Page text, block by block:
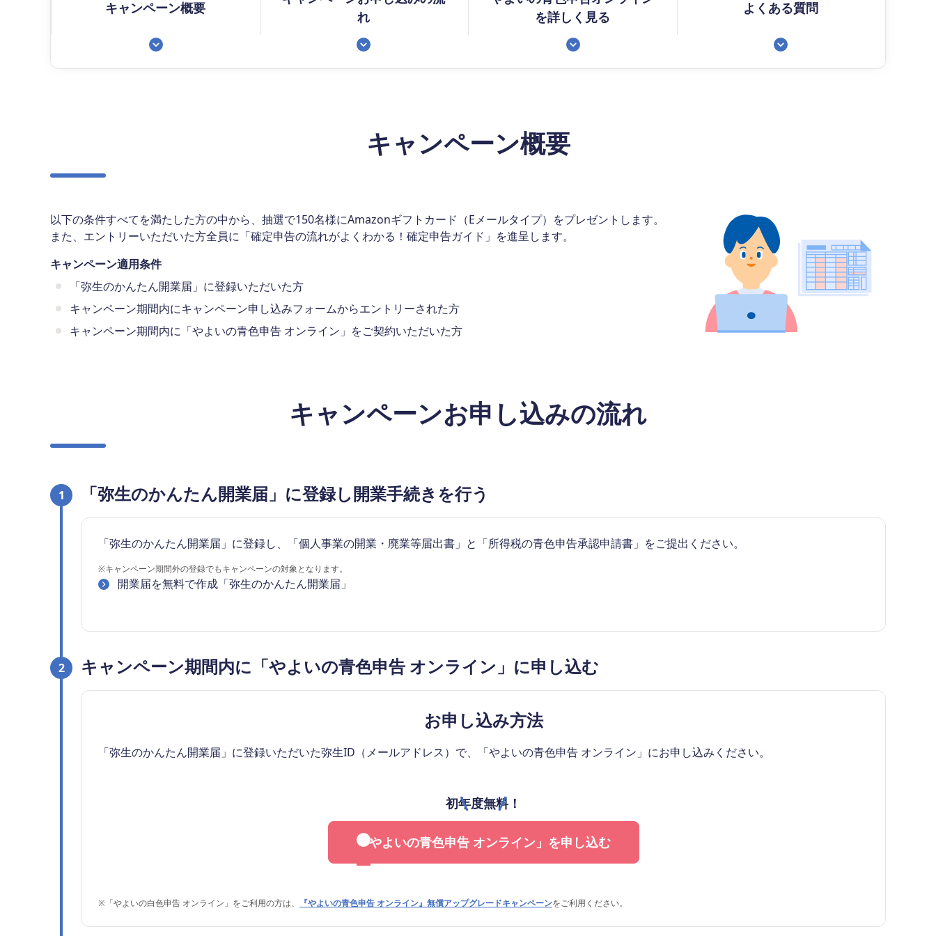
キャンペーン概要
れ
を詳しく見る
よくある質問
キャンペーン概要
以下の条件すべてを満たした方の中から、抽選で150名様にAmazonギフトカード（Eメールタイプ）をプレゼントします。
また、エントリーいただいた方全員に「確定申告の流れがよくわかる！確定申告ガイド」を進呈します。
キャンペーン適用条件
「弥生のかんたん開業届」に登録いただいた方
キャンペーン期間内にキャンペーン申し込みフォームからエントリーされた方
キャンペーン期間内に「やよいの青色申告 オンライン」をご契約いただいた方
キャンペーンお申し込みの流れ
1 「弥生のかんたん開業届」に登録し開業手続きを行う
「弥生のかんたん開業届」に登録し、「個人事業の開業・廃業等届出書」と「所得税の青色申告承認申請書」をご提出ください。
※キャンペーン期間外の登録でもキャンペーンの対象となります。
開業届を無料で作成「弥生のかんたん開業届」
2 キャンペーン期間内に「やよいの青色申告 オンライン」に申し込む
お申し込み方法
「弥生のかんたん開業届」に登録いただいた弥生ID（メールアドレス）で、「やよいの青色申告 オンライン」にお申し込みください。
初年度無料！
「やよいの青色申告 オンライン」を申し込む
※ 「やよいの白色申告 オンライン」をご利用の方は、 『やよいの青色申告 オンライン』無償アップグレードキャンペーンをご利用ください。